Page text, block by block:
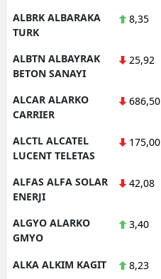
ALBRK ALBARAKA
TURK
8,35
ALBTN ALBAYRAK
BETON SANAYI
25,92
ALCAR ALARKO
CARRIER
686,50
ALCTL ALCATEL
LUCENT TELETAS
175,00
ALFAS ALFA SOLAR
ENERJI
42,08
ALGYO ALARKO
GMYO
3,40
ALKA ALKIM KAGIT 8,23